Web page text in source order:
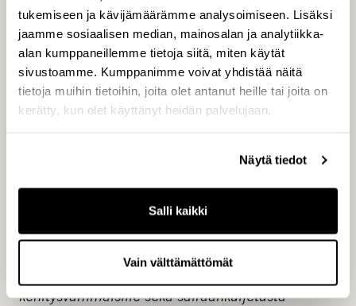
tukemiseen ja kävijämäärämme analysoimiseen. Lisäksi
jaamme sosiaalisen median, mainosalan ja analytiikka-
alan kumppaneillemme tietoja siitä, miten käytät
sivustoamme. Kumppanimme voivat yhdistää näitä
tietoja muihin tietoihin, joita olet antanut heille tai joita on
kerätty, kun olet käyttänyt heidän palvelujaan.
Näytä tiedot
Salli kaikki
Vain välttämättömät
vastaa oma sijoitustiimi. Kullakin sijoitusalueella
on omat erikoistuneet rahastot. Yhteensä
CapManin palveluksessa on noin 150
ammattilaista Helsingissä, Tukholmassa,
Kööpenhaminassa, Oslossa ja Moskovassa.
CapMan on perustettu vuonna 1989, ja yhtiön B-
www.esperi.fi
Esperi tarjoaa asumis-, turvapuhelin- ja
kehitysvammaisille sekä sairaankuljetusta